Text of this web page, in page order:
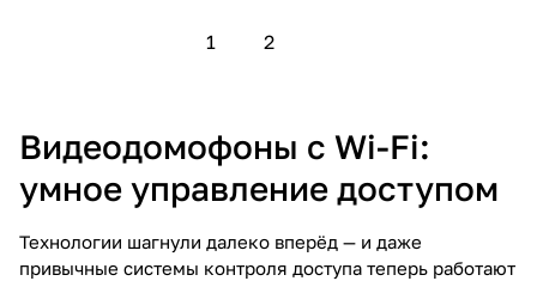
1 2
Видеодомофоны с Wi-Fi:
умное управление доступом
Технологии шагнули далеко вперёд — и даже
привычные системы контроля доступа теперь работают